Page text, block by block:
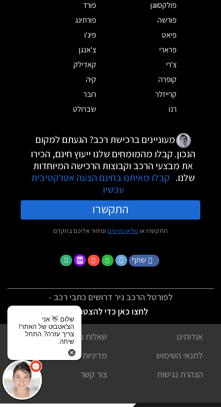
פולקסווגן
פורד
פורשה
פורתינג
פיאט
פיג'ו
פרארי
צ'אנגן
צ'רי
קאדילק
קופרה
קיה
קרייזלר
רובר
רנו
שברולט
מעוניינים ברכישת רכב? הגעתם למקום
הנכון. קבלו מהמומחים שלנו ייעוץ חינם, הכירו
את מבצעי הרכב וקבוצות הרכישה המיוחדות
שלנו. קבלו מאיתנו בחינם הצעה אטרקטיבית
עכשיו
התקשרו
התקשרו או מלאו פרטים ונחזור אליכם בהקדם
שתף
לפורטל הרכב גיר דרושים כתבי רכב -
לחצו כאן כדי להצטרף
אודותינו
שאלות נפוצות
לתנאי השימוש
מדיניות פרטיות
הצהרת נגישות
צור קשר
שלום 👋 אני
הצ'אטבוט של האתר!
צריך עזרה? התחל
שיחה.